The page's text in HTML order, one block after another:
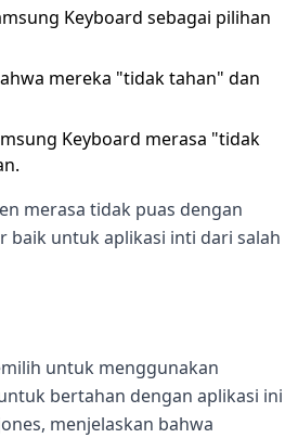
Keyboard sebagai pilihan
mereka "tidak tahan" dan
Keyboard merasa "tidak
merasa tidak puas dengan
baik untuk aplikasi inti dari salah
untuk menggunakan
bertahan dengan aplikasi ini
menjelaskan bahwa